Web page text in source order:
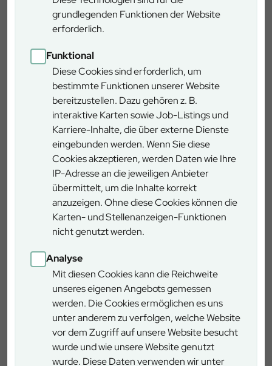
grundlegenden Funktionen der Website
erforderlich.
Funktional
Diese Cookies sind erforderlich, um
bestimmte Funktionen unserer Website
bereitzustellen. Dazu gehören z. B.
interaktive Karten sowie Job-Listings und
Karriere-Inhalte, die über externe Dienste
eingebunden werden. Wenn Sie diese
Cookies akzeptieren, werden Daten wie Ihre
IP-Adresse an die jeweiligen Anbieter
übermittelt, um die Inhalte korrekt
anzuzeigen. Ohne diese Cookies können die
Karten- und Stellenanzeigen-Funktionen
nicht genutzt werden.
Analyse
Mit diesen Cookies kann die Reichweite
unseres eigenen Angebots gemessen
werden. Die Cookies ermöglichen es uns
unter anderem zu verfolgen, welche Website
vor dem Zugriff auf unsere Website besucht
wurde und wie unsere Website genutzt
wurde. Diese Daten verwenden wir unter
und Holundersauce
Jeweils 2 Rückenstränge zusammen auf die
ausgebreiteten Schinkenscheiben legen, salzen und
pfeffern und in den Schinken streng einrollen.
Öl in einer Pfanne zerlassen, Butter darin zerlassen und
die 2 Hasenfilets im Schinkenmantel auf allen Seiten
leicht anbraten und bei leichter Hitze insgesamt 6
Minuten unter mehrfachen Wenden ziehen lassen.
Wildfond mit Rotwein und Holundersaft einkochen
lassen bis auf ca. 150 ml.
Mit Himbeeressig abschmecken.
Mit kalter Butter aufmontieren.
Evtl. noch mit Salz und Pfeffer abrunden.
Hasenrücken in Medaillons schneiden und servieren.